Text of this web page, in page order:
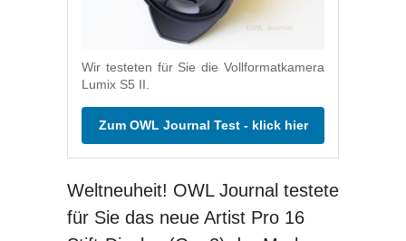
Wir testeten für Sie die Vollformatkamera
Lumix S5 II.
Zum OWL Journal Test - klick hier
Weltneuheit! OWL Journal testete
für Sie das neue Artist Pro 16